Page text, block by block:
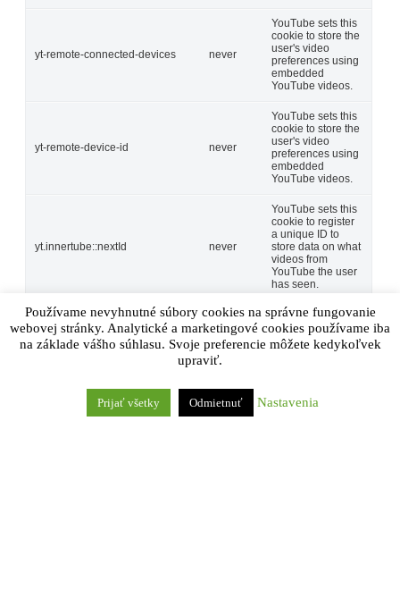
Používame nevyhnutné súbory cookies na správne fungovanie
webovej stránky. Analytické a marketingové cookies používame iba
na základe vášho súhlasu. Svoje preferencie môžete kedykoľvek
upraviť.
Prijať všetky Odmietnuť Nastavenia
yt-remote-connected-devices never
YouTube sets this
cookie to store the
user's video
preferences using
embedded
YouTube videos.
yt-remote-device-id never
YouTube sets this
cookie to store the
user's video
preferences using
embedded
YouTube videos.
yt.innertube::nextId never
YouTube sets this
cookie to register
a unique ID to
store data on what
videos from
YouTube the user
has seen.
yt.innertube::requests never
YouTube sets this
cookie to register
a unique ID to
store data on what